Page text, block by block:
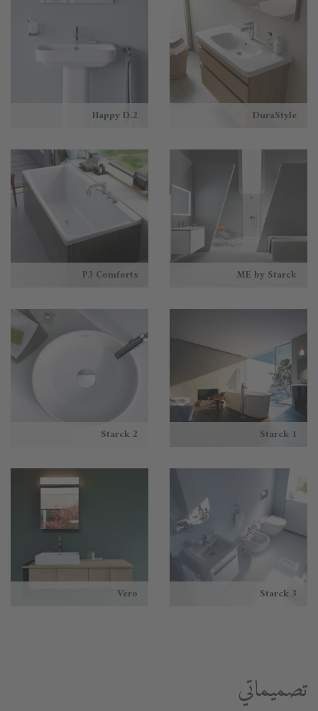
DuraStyle
Happy D.2
ME by Starck
P3 Comforts
Starck 1
Starck 2
Starck 3
Vero
تصميماتي